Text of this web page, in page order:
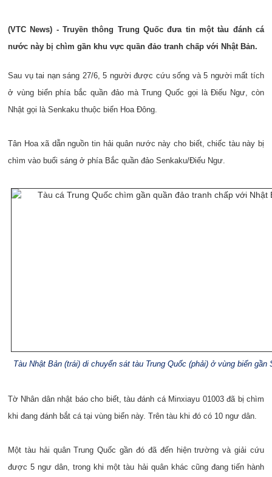
(VTC News) - Truyền thông Trung Quốc đưa tin một tàu đánh cá
nước này bị chìm gần khu vực quần đảo tranh chấp với Nhật Bản.
Sau vụ tai nạn sáng 27/6, 5 người được cứu sống và 5 người mất tích
ở vùng biển phía bắc quần đảo mà Trung Quốc gọi là Điếu Ngư, còn
Nhật gọi là Senkaku thuộc biển Hoa Đông.
Tân Hoa xã dẫn nguồn tin hải quân nước này cho biết, chiếc tàu này bị
chìm vào buổi sáng ở phía Bắc quần đảo Senkaku/Điếu Ngư.
Tàu Nhật Bản (trái) di chuyển sát tàu Trung Quốc (phải) ở vùng biển gần
Tờ Nhân dân nhật báo cho biết, tàu đánh cá Minxiayu 01003 đã bị chìm
khi đang đánh bắt cá tại vùng biển này. Trên tàu khi đó có 10 ngư dân.
Một tàu hải quân Trung Quốc gần đó đã đến hiện trường và giải cứu
được 5 ngư dân, trong khi một tàu hải quân khác cũng đang tiến hành